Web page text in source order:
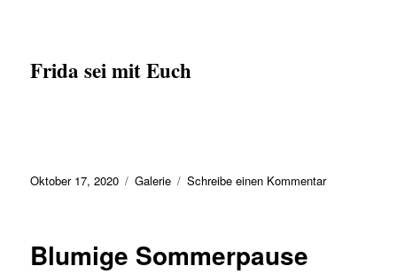
Frida sei mit Euch
Veröffentlicht
Oktober 17, 2020 Format
Galerie Schreibe einen Kommentarzu
Blumige Sommerpause